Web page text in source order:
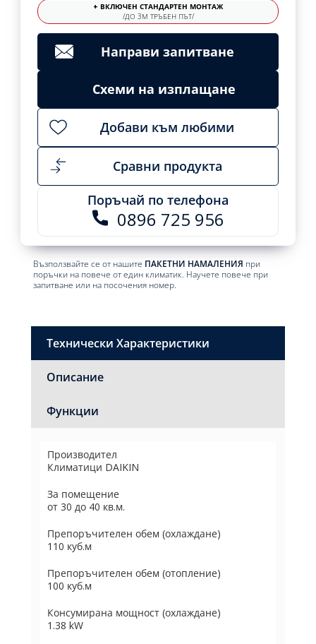
+ ВКЛЮЧЕН СТАНДАРТЕН МОНТАЖ
/ДО 3М ТРЪБЕН ПЪТ/
Направи запитване
Схеми на изплащане
Добави към любими
Сравни продукта
Поръчай по телефона
0896 725 956
Възползвайте се от нашите ПАКЕТНИ НАМАЛЕНИЯ при
поръчки на повече от един климатик. Научете повече при
запитване или на посочения номер.
Технически Характеристики
Описание
Функции
Производител
Климатици DAIKIN
За помещение
от 30 до 40 кв.м.
Препоръчителен обем (охлаждане)
110 куб.м
Препоръчителен обем (отопление)
100 куб.м
Консумирана мощност (охлаждане)
1.38 kW